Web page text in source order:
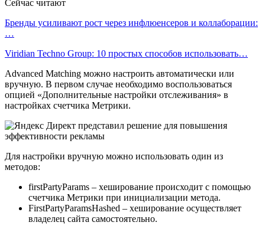
Сейчас читают
Бренды усиливают рост через инфлюенсеров и коллаборации:
…
Viridian Techno Group: 10 простых способов использовать…
Advanced Matching можно настроить автоматически или
вручную. В первом случае необходимо воспользоваться
опцией «Дополнительные настройки отслеживания» в
настройках счетчика Метрики.
Для настройки вручную можно использовать один из
методов:
firstPartyParams – хеширование происходит с помощью
счетчика Метрики при инициализации метода.
FirstPartyParamsHashed – хеширование осуществляет
владелец сайта самостоятельно.